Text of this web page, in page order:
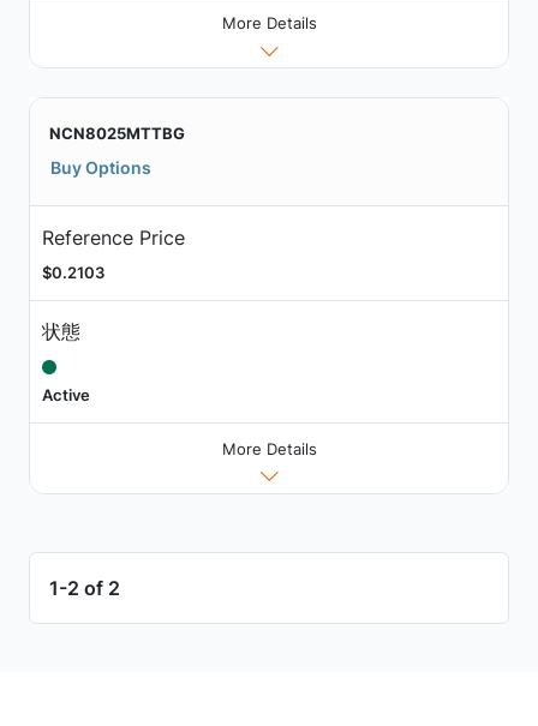
More Details
NCN8025MTTBG
Buy Options
Reference Price
$0.2103
状態
Active
More Details
1-2 of 2